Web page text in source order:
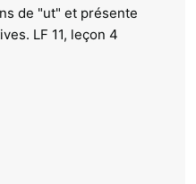
de "ut" et présente
LF 11, leçon 4